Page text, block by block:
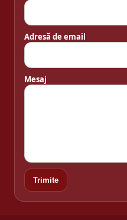
Adresă de email
Mesaj
Trimite